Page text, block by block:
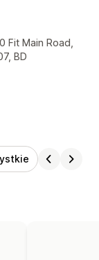
Fit Main Road,
BD